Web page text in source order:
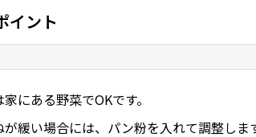
イント
にある野菜でOKです。
が緩い場合には、パン粉を入れて調整しま